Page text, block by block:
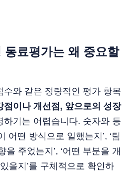
동료평가는 왜 중요할
수와 같은 정량적인 평가 항목
점이나 개선점, 앞으로의 성장
하기는 어렵습니다. 숫자와 등
어떤 방식으로 일했는지’, ‘팀
주었는지’, ‘어떤 부분을 개
을지’를 구체적으로 확인하